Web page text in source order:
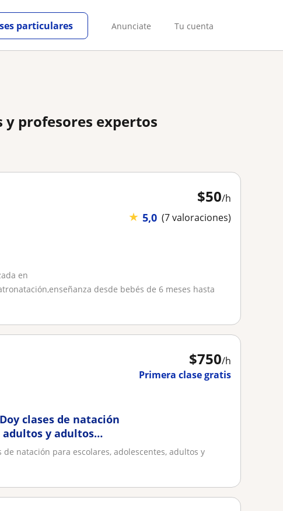
Anunciate Tu cuenta
particulares
profesores expertos
$50/h
★ 5,0 (7 valoraciones)
en
desde bebés de 6 meses hasta
$750/h
Primera clase gratis
clases de natación
adultos y adultos
de natación para escolares, adolescentes, adultos y